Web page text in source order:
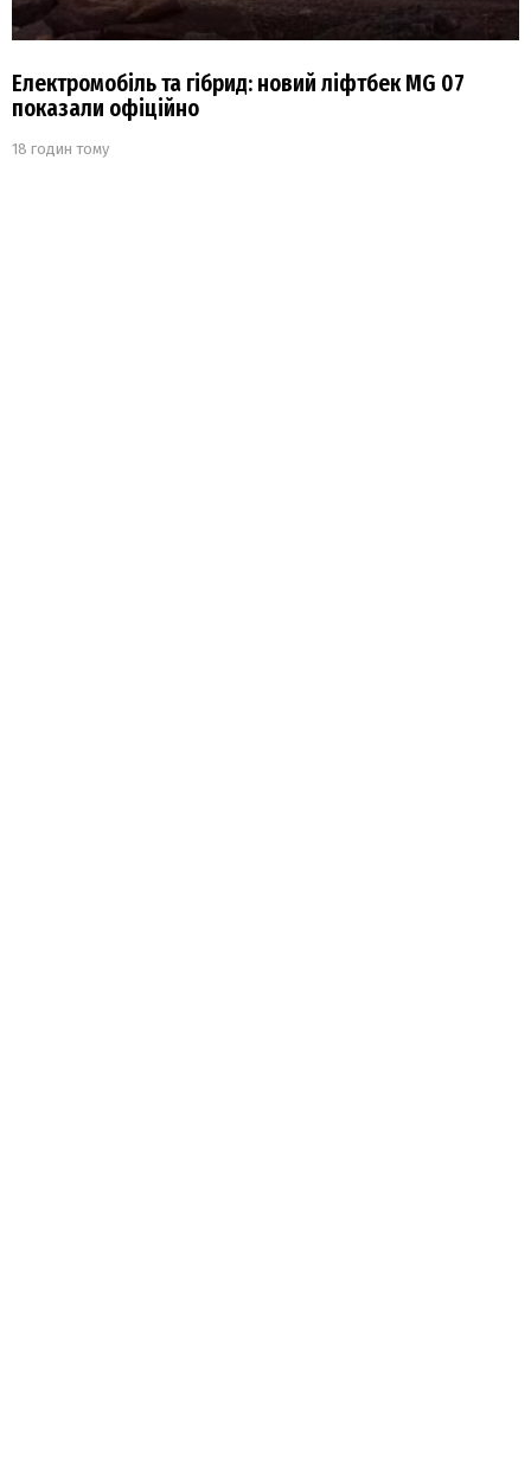
Електромобіль та гібрид: новий ліфтбек MG 07
показали офіційно
18 годин тому